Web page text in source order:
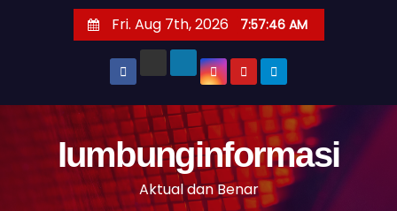
t
Fri. Aug 7th, 2026 7:57:47 AM
Iumbunginformasi
Aktual dan Benar